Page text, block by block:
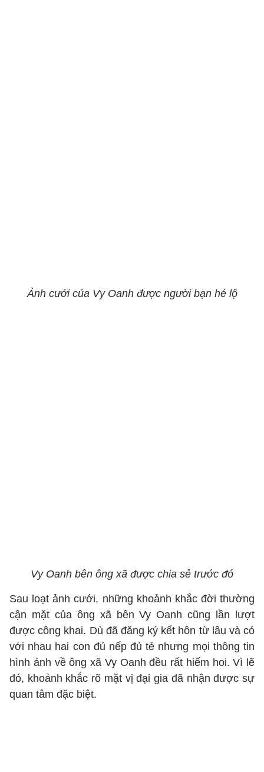
Ảnh cưới của Vy Oanh được người bạn hé lộ
Vy Oanh bên ông xã được chia sẻ trước đó
Sau loạt ảnh cưới, những khoảnh khắc đời thường
cận mặt của ông xã bên Vy Oanh cũng lần lượt
được công khai. Dù đã đăng ký kết hôn từ lâu và có
với nhau hai con đủ nếp đủ tẻ nhưng mọi thông tin
hình ảnh về ông xã Vy Oanh đều rất hiếm hoi. Vì lẽ
đó, khoảnh khắc rõ mặt vị đại gia đã nhận được sự
quan tâm đặc biệt.